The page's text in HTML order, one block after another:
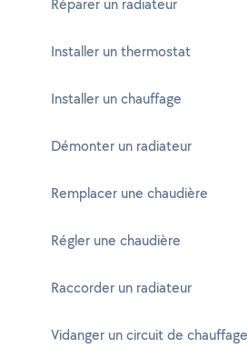
Réparer un radiateur
Installer un thermostat
Installer un chauffage
Démonter un radiateur
Remplacer une chaudière
Régler une chaudière
Raccorder un radiateur
Vidanger un circuit de chauffage